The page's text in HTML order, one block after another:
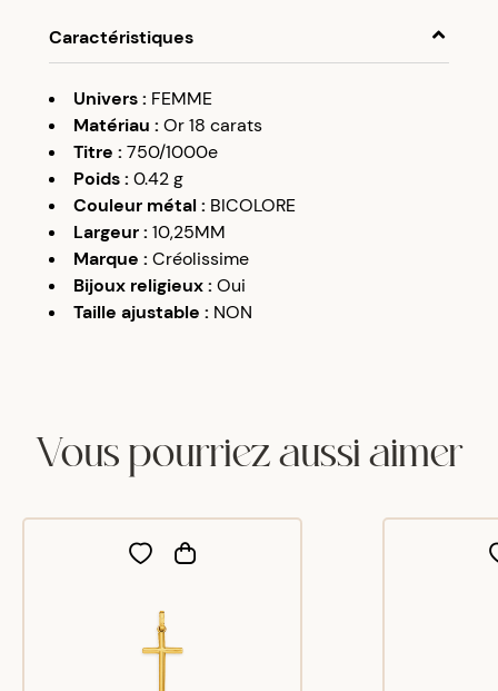
Caractéristiques
Univers: FEMME
Matériau : Or 18 carats
Titre : 750/1000e
Poids: 0.42g
Couleur métal: BICOLORE
Largeur: 10,25MM
Marque : Créolissime
Bijoux religieux: Oui
Taille ajustable : NON
Vous pourriez aussi aimer